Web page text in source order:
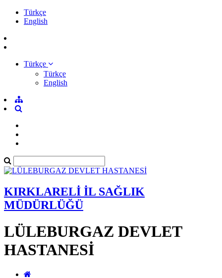
Türkçe
English
Türkçe
Türkçe
English
KIRKLARELİ İL SAĞLIK
MÜDÜRLÜĞÜ
LÜLEBURGAZ DEVLET
HASTANESİ